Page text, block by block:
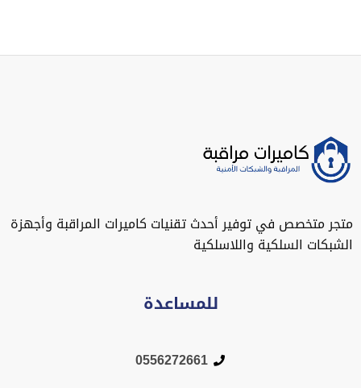
متجر متخصص في توفير أحدث تقنيات كاميرات المراقبة وأجهزة
الشبكات السلكية واللاسلكية
للمساعدة
0556272661